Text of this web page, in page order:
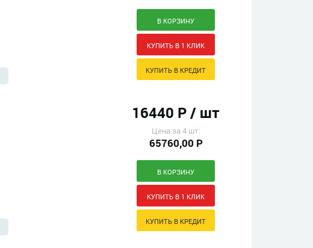
16440 Р / шт
Цена за 4 шт:
65760,00 Р